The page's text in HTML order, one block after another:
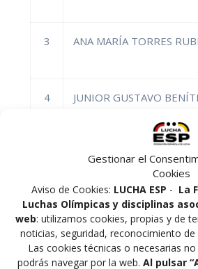
Gestionar el
Cookies
Aviso de Cookies: LUCHA ESP - La
Luchas Olímpicas y disciplinas
web: utilizamos cookies, propias y de
noticias, seguridad, reconocimiento
Las cookies técnicas o necesarias
podrás navegar por la web. Al pulsar
3 ANA MARÍA TORRES
4
JUNIOR GUSTAVO
JAMES CASTAÑO ARTEAGA
6 DENIS KODAKOV GIL